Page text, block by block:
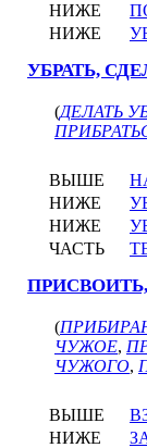
НИЖЕ
НИЖЕ
УБРАТЬ,
(ДЕЛАТЬ
ВЫШЕ
НИЖЕ
НИЖЕ
ЧАСТЬ
(
ЧУЖОЕ,
ЧУЖОГО,
ВЫШЕ
НИЖЕ